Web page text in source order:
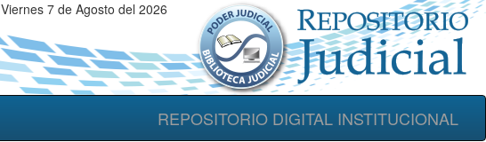
Viernes 7 de Agosto del 2026
REPOSITORIO DIGITAL INSTITUCIONAL